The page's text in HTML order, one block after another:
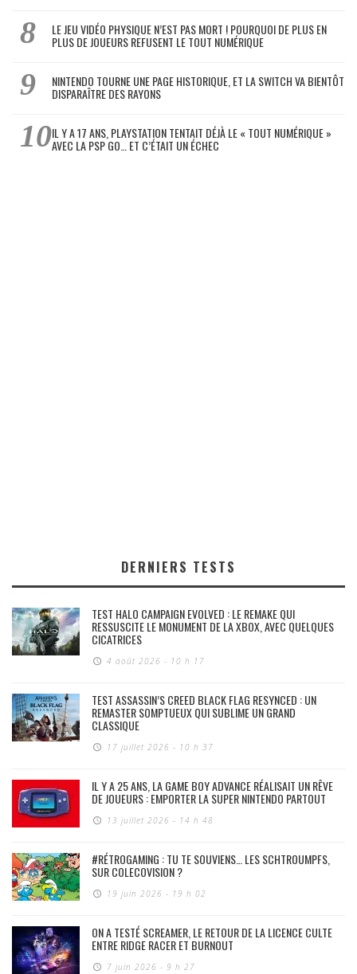
LE JEU VIDÉO PHYSIQUE N’EST PAS MORT ! POURQUOI DE PLUS EN
PLUS DE JOUEURS REFUSENT LE TOUT NUMÉRIQUE
NINTENDO TOURNE UNE PAGE HISTORIQUE, ET LA SWITCH VA BIENTÔT
DISPARAÎTRE DES RAYONS
IL Y A 17 ANS, PLAYSTATION TENTAIT DÉJÀ LE « TOUT NUMÉRIQUE »
AVEC LA PSP GO… ET C’ÉTAIT UN ÉCHEC
DERNIERS TESTS
TEST HALO CAMPAIGN EVOLVED : LE REMAKE QUI
RESSUSCITE LE MONUMENT DE LA XBOX, AVEC QUELQUES
CICATRICES
4 août 2026 - 10 h 17
TEST ASSASSIN’S CREED BLACK FLAG RESYNCED : UN
REMASTER SOMPTUEUX QUI SUBLIME UN GRAND
CLASSIQUE
17 juillet 2026 - 10 h 37
IL Y A 25 ANS, LA GAME BOY ADVANCE RÉALISAIT UN RÊVE
DE JOUEURS : EMPORTER LA SUPER NINTENDO PARTOUT
13 juillet 2026 - 14 h 48
#RÉTROGAMING : TU TE SOUVIENS… LES SCHTROUMPFS,
SUR COLECOVISION ?
19 juin 2026 - 19 h 02
ON A TESTÉ SCREAMER, LE RETOUR DE LA LICENCE CULTE
ENTRE RIDGE RACER ET BURNOUT
7 juin 2026 - 9 h 27